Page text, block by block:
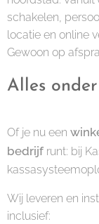
schakelen,
locatie en online
Gewoon op
Alles
Of je nu een
bedrijf runt: bij
Wij leveren en
inclusief: